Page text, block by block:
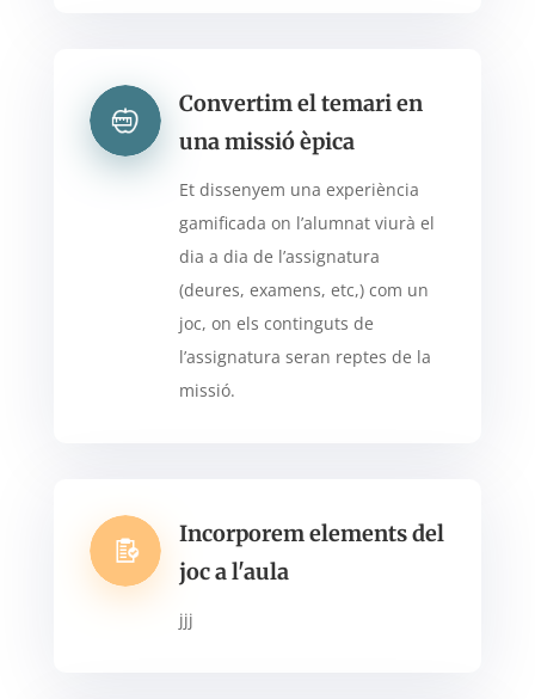
Convertim el temari en
una missió èpica
Et dissenyem una experiència
gamificada on l’alumnat viurà el
dia a dia de l’assignatura
(deures, examens, etc,) com un
joc, on els continguts de
l’assignatura seran reptes de la
missió.
Incorporem elements del
joc a l'aula
jjj